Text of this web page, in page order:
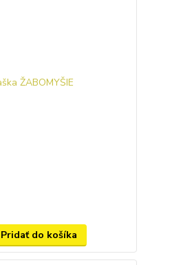
Pridať do košíka